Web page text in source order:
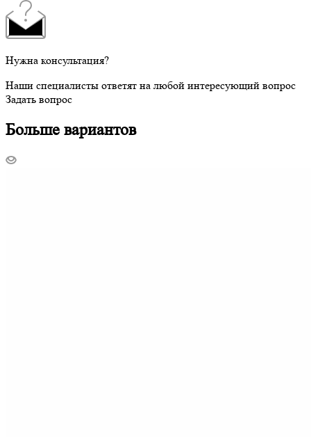
Нужна консультация?
Наши специалисты ответят на любой интересующий вопрос
Задать вопрос
Больше вариантов